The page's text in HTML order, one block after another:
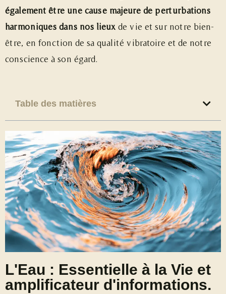
également être une cause majeure de perturbations
harmoniques dans nos lieux de vie et sur notre bien-
être, en fonction de sa qualité vibratoire et de notre
conscience à son égard.
Table des matières
L'Eau : Essentielle à la Vie et
amplificateur d'informations.